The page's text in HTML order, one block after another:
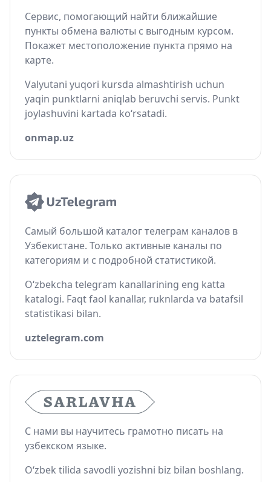
Сервис, помогающий найти ближайшие
пункты обмена валюты с выгодным курсом.
Покажет местоположение пункта прямо на
карте.
Valyutani yuqori kursda almashtirish uchun
yaqin punktlarni aniqlab beruvchi servis. Punkt
joylashuvini kartada ko‘rsatadi.
onmap.uz
Самый большой каталог телеграм каналов в
Узбекистане. Только активные каналы по
категориям и с подробной статистикой.
O‘zbekcha telegram kanallarining eng katta
katalogi. Faqt faol kanallar, ruknlarda va batafsil
statistikasi bilan.
uztelegram.com
С нами вы научитесь грамотно писать на
узбекском языке.
O‘zbek tilida savodli yozishni biz bilan boshlang.